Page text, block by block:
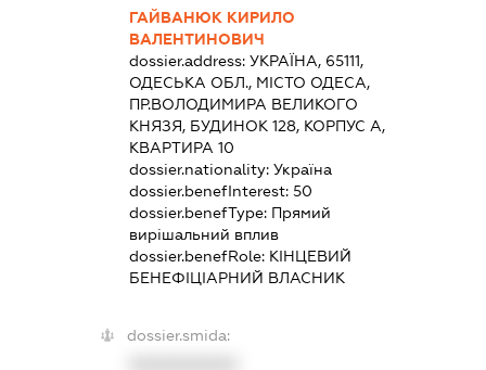
ГАЙВАНЮК КИРИЛО
ВАЛЕНТИНОВИЧ
dossier.address: УКРАЇНА, 65111,
ОДЕСЬКА ОБЛ., МІСТО ОДЕСА,
ПР.ВОЛОДИМИРА ВЕЛИКОГО
КНЯЗЯ, БУДИНОК 128, КОРПУС А,
КВАРТИРА 10
dossier.nationality: Україна
dossier.benefInterest: 50
dossier.benefType: Прямий
вирішальний вплив
dossier.benefRole: КІНЦЕВИЙ
БЕНЕФІЦІАРНИЙ ВЛАСНИК
dossier.smida: